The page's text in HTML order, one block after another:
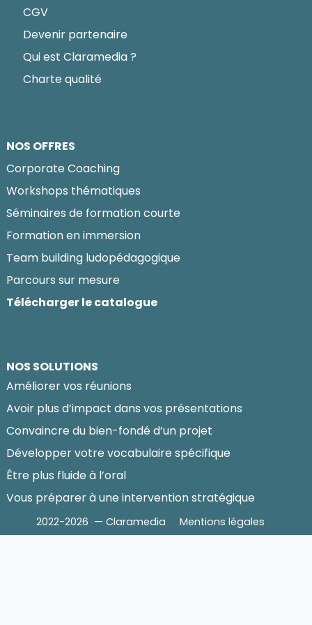
CGV
Devenir partenaire
Qui est Claramedia ?
Charte qualité
NOS OFFRES
Corporate Coaching
Workshops thématiques
Séminaires de formation courte
Formation en immersion
Team building ludopédagogique
Parcours sur mesure
Télécharger le catalogue
NOS SOLUTIONS
Améliorer vos réunions
Avoir plus d’impact dans vos présentations
Convaincre du bien-fondé d’un projet
Développer votre vocabulaire spécifique
Être plus fluide à l’oral
Vous préparer à une intervention stratégique
2022-2026 — Claramedia Mentions légales